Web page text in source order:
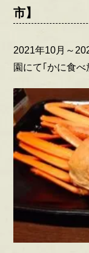
市】
2021年10月～
園にて｢かに食べ